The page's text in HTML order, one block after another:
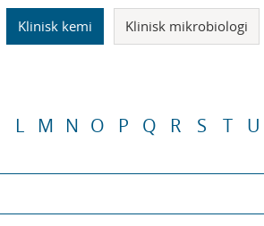
Klinisk kemi Klinisk mikrobiologi
L M N O P Q R S T U